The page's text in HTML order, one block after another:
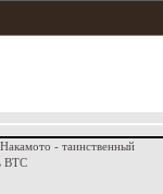
- таинственный
BTC